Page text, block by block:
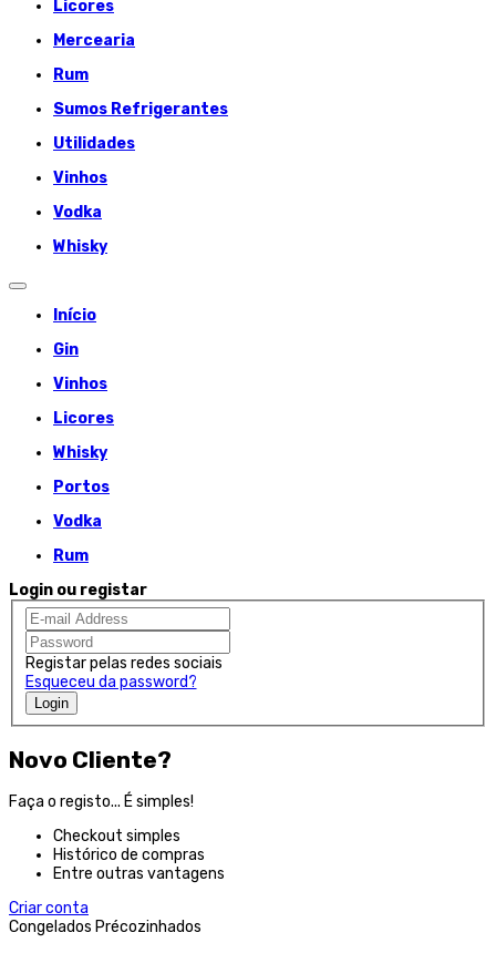
Licores
Mercearia
Rum
Sumos Refrigerantes
Utilidades
Vinhos
Vodka
Whisky
Início
Gin
Vinhos
Licores
Whisky
Portos
Vodka
Rum
Login ou registar
Registar pelas redes sociais
Esqueceu da password?
Login
Novo Cliente?
Faça o registo... É simples!
Checkout simples
Histórico de compras
Entre outras vantagens
Criar conta
Congelados Précozinhados